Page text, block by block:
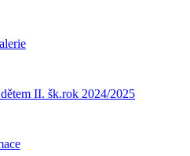
II. šk.rok 2024/2025